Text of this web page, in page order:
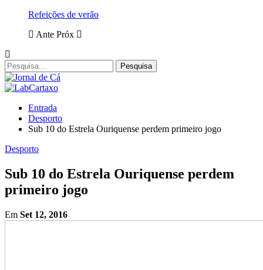
Refeições de verão
Ante Próx
Entrada
Desporto
Sub 10 do Estrela Ouriquense perdem primeiro jogo
Desporto
Sub 10 do Estrela Ouriquense perdem
primeiro jogo
Em Set 12, 2016